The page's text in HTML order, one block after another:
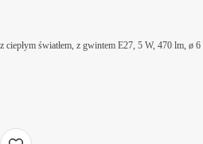
ciepłym światłem, z gwintem E27, 5 W, 470 lm, ø 6